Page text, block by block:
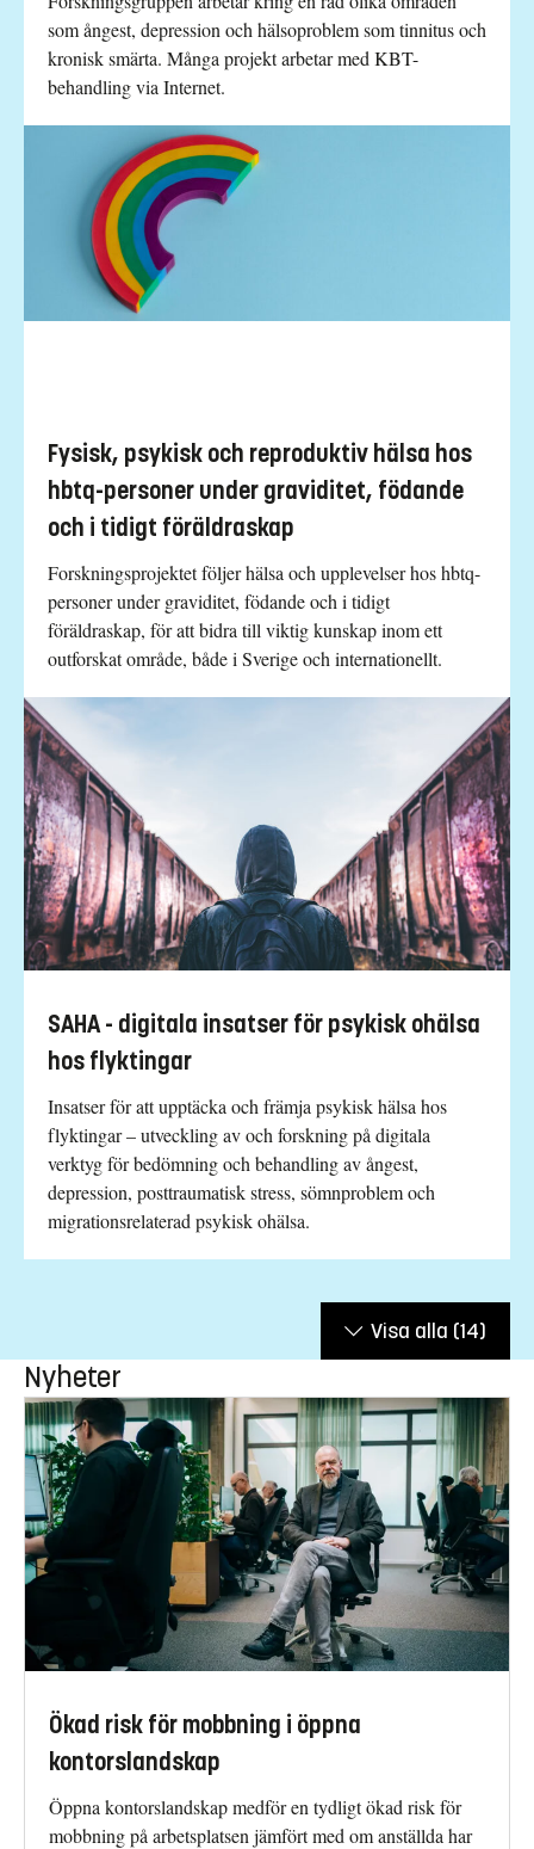
som ångest, depression och hälsoproblem som tinnitus och
kronisk smärta. Många projekt arbetar med KBT-
behandling via Internet.
Fysisk, psykisk och reproduktiv hälsa hos
hbtq-personer under graviditet, födande
och i tidigt föräldraskap
Forskningsprojektet följer hälsa och upplevelser hos hbtq-
personer under graviditet, födande och i tidigt
föräldraskap, för att bidra till viktig kunskap inom ett
outforskat område, både i Sverige och internationellt.
SAHA - digitala insatser för psykisk ohälsa
hos flyktingar
Insatser för att upptäcka och främja psykisk hälsa hos
flyktingar – utveckling av och forskning på digitala
verktyg för bedömning och behandling av ångest,
depression, posttraumatisk stress, sömnproblem och
migrationsrelaterad psykisk ohälsa.
Visa alla (14)
Nyheter
Ökad risk för mobbning i öppna
kontorslandskap
Öppna kontorslandskap medför en tydligt ökad risk för
mobbning på arbetsplatsen jämfört med om anställda har